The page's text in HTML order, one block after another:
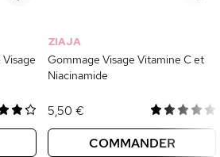
ZIAJA
Gommage Visage Vitamine C et
Niacinamide
5,50 €
COMMANDER